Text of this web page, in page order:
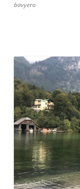
bavyera